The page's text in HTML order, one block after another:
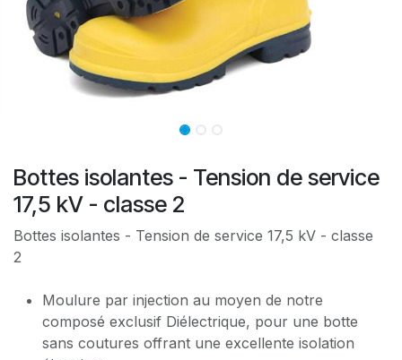
Bottes isolantes - Tension de service
17,5 kV - classe 2
Bottes isolantes - Tension de service 17,5 kV - classe
2
Moulure par injection au moyen de notre
composé exclusif Diélectrique, pour une botte
sans coutures offrant une excellente isolation